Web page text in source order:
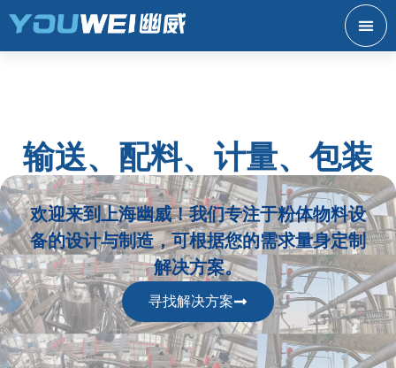
欢迎来到上海幽威！我们专注于粉体物料设
备的设计与制造，可根据您的需求量身定制
解决方案。
寻找解决方案
输送、配料、计量、包装